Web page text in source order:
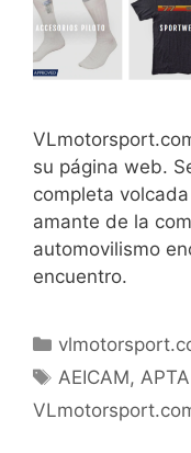
su página web.
completa
amante de la
automovilismo
encuentro.
AEICAM,